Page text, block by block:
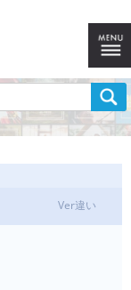
Ver違い